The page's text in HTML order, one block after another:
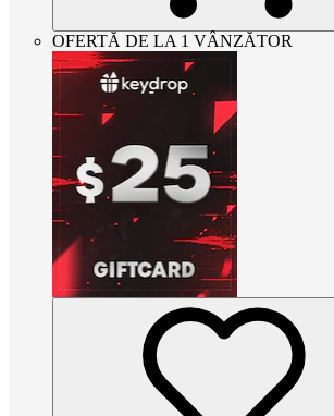
OFERTĂ DE LA 1 VÂNZĂTOR